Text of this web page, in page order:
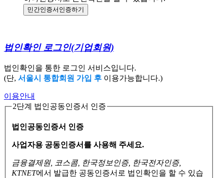
민간인증서 인증하기
법인확인 로그인(기업회원)
법인확인을 통한 로그인 서비스입니다.
(단, 서울시 통합회원 가입 후 이용가능합니다.)
이용안내
2단계 법인공동인증서 인증
법인공동인증서 인증
사업자용 공동인증서를 사용해 주세요.
금융결제원, 코스콤, 한국정보인증, 한국전자인증,
KTNET에서 발급한 공동인증서로 법인확인을 할 수 있습